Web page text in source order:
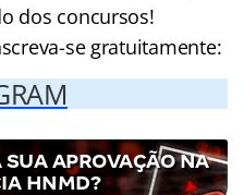
dos concursos!
se gratuitamente:
APROVAÇÃO NA
HNMD?